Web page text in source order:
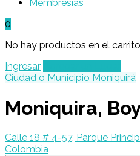
Membresías
0
No hay productos en el
Ingresar
Ciudad o Municipio Moniquirá
Moniquira,
Calle 18 # 4-57, Parque
Colombia